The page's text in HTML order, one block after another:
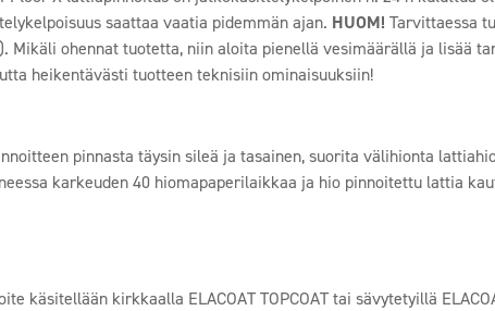
saattaa vaatia pidemmän ajan. HUOM! Tarvittaessa
Mikäli ohennat tuotetta, niin aloita pienellä vesimäärällä ja lisää
heikentävästi tuotteen teknisiin ominaisuuksiin!
pinnasta täysin sileä ja tasainen, suorita välihionta
karkeuden 40 hiomapaperilaikkaa ja hio pinnoitettu lattia
käsitellään kirkkaalla ELACOAT TOPCOAT tai sävytetyillä